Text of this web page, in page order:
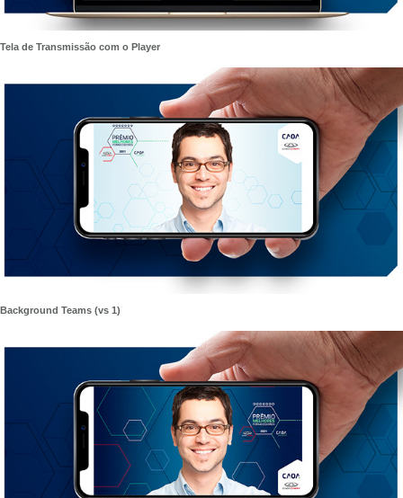
Tela de Transmissão com o Player
Background Teams (vs 1)